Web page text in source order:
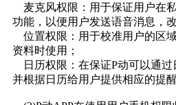
麦克风权限：用于保证用户在
功能，以便用户发送语音消息，
位置权限：用于校准用户的区
资料时使用；
日历权限：在保证P动可以通过
并根据日历给用户提供相应的提醒